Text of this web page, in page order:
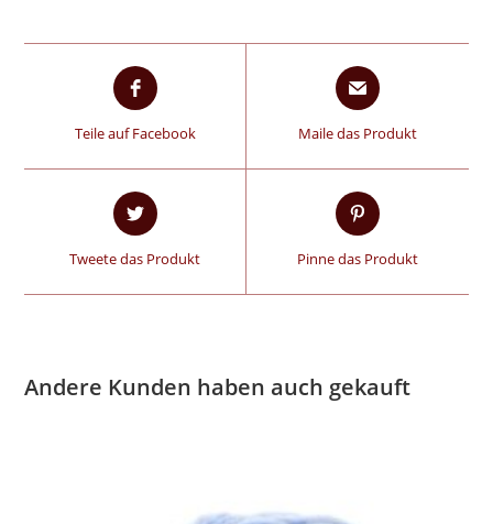
Teile auf Facebook Maile das Produkt
Tweete das Produkt Pinne das Produkt
Andere Kunden haben auch gekauft